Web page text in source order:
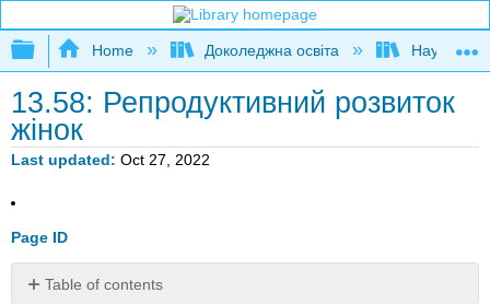
Expand/collapse global hierarchy
Home Доколеджна освіта Наука і
13.58: Репродуктивний розвиток
жінок
Last updated Oct 27, 2022
Page ID
Table of contents